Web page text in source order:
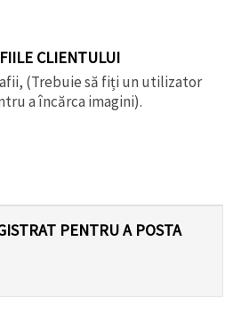
CLIENTULUI
(Trebuie să fiți un utilizator
a încărca imagini).
PENTRU A POSTA